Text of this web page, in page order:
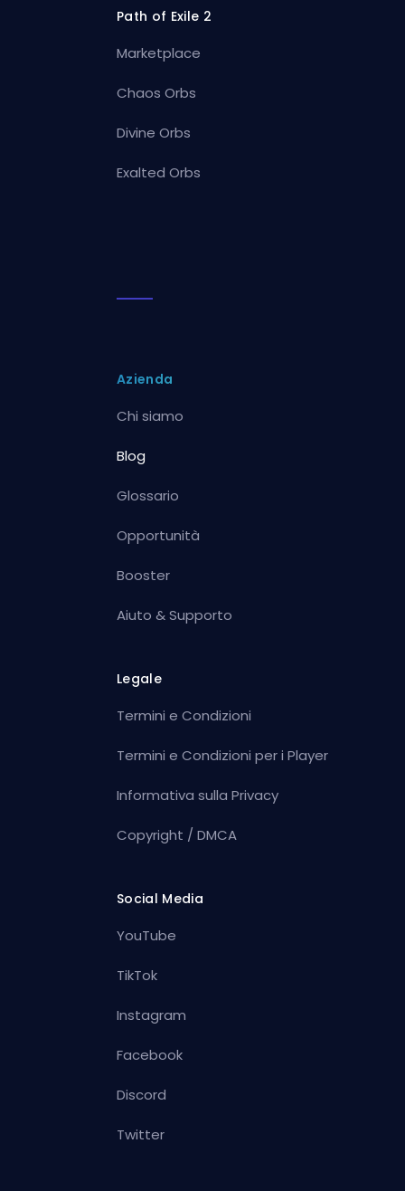
Path of Exile 2
Marketplace
Chaos Orbs
Divine Orbs
Exalted Orbs
Azienda
Chi siamo
Blog
Glossario
Opportunità
Booster
Aiuto & Supporto
Legale
Termini e Condizioni
Termini e Condizioni per i Player
Informativa sulla Privacy
Copyright / DMCA
Social Media
YouTube
TikTok
Instagram
Facebook
Discord
Twitter